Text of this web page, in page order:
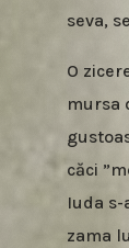
seva,
O
mursa
căci
Iuda s-
zama